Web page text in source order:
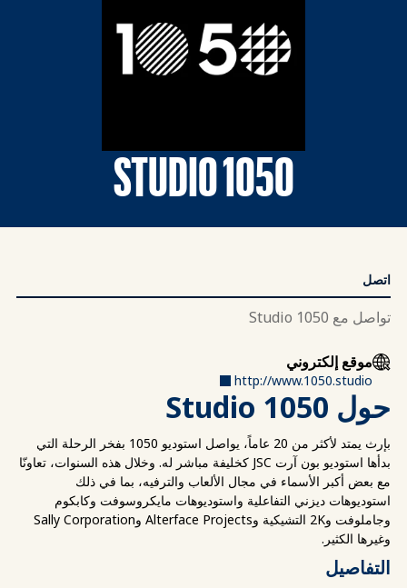
1050 STUDIO
اتصل
تواصل مع 1050 Studio
موقع إلكتروني
http://www.1050.studio
حول 1050 Studio
بإرث يمتد لأكثر من 20 عاماً، يواصل استوديو 1050 بفخر الرحلة التي
بدأها استوديو بون آرت JSC كخليفة مباشر له. وخلال هذه السنوات، تعاونّا
مع بعض أكبر الأسماء في مجال الألعاب والترفيه، بما في ذلك
استوديوهات ديزني التفاعلية واستوديوهات مايكروسوفت وكابكوم
وجاملوفت و2K التشيكية وAlterface Projects وSally Corporation
وغيرها الكثير.
التفاصيل